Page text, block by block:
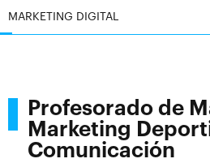
MARKETING DIGITAL
Profesorado de
Marketing
Comunicación